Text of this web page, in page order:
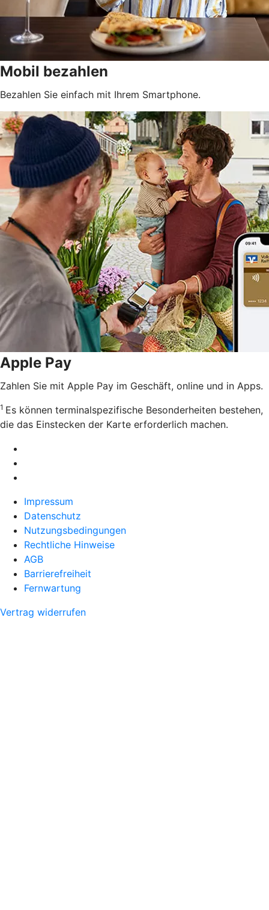
Mobil bezahlen
Bezahlen Sie einfach mit Ihrem Smartphone.
Apple Pay
Zahlen Sie mit Apple Pay im Geschäft, online und in Apps.
1 Es können terminalspezifische Besonderheiten bestehen,
die das Einstecken der Karte erforderlich machen.
Impressum
Datenschutz
Nutzungsbedingungen
Rechtliche Hinweise
AGB
Barrierefreiheit
Fernwartung
Vertrag widerrufen